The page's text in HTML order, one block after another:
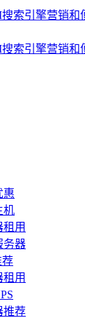
惠
机
用
务器
荐
用
推荐